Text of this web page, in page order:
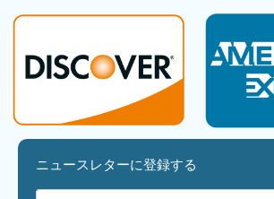
ニュースレターに登録する